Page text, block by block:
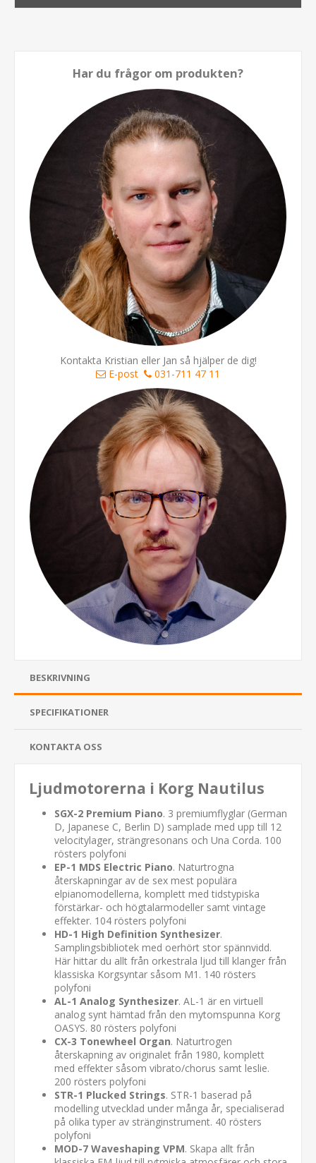
Har du frågor om produkten?
Kontakta Kristian eller Jan så hjälper de dig!
E-post
031-711 47 11
BESKRIVNING
SPECIFIKATIONER
KONTAKTA OSS
Ljudmotorerna i Korg Nautilus
SGX-2 Premium Piano. 3 premiumflyglar (German
D, Japanese C, Berlin D) samplade med upp till 12
velocitylager, strängresonans och Una Corda. 100
rösters polyfoni
EP-1 MDS Electric Piano. Naturtrogna
återskapningar av de sex mest populära
elpianomodellerna, komplett med tidstypiska
förstärkar- och högtalarmodeller samt vintage
effekter. 104 rösters polyfoni
HD-1 High Definition Synthesizer.
Samplingsbibliotek med oerhört stor spännvidd.
Här hittar du allt från orkestrala ljud till klanger från
klassiska Korgsyntar såsom M1. 140 rösters
polyfoni
AL-1 Analog Synthesizer. AL-1 är en virtuell
analog synt hämtad från den mytomspunna Korg
OASYS. 80 rösters polyfoni
CX-3 Tonewheel Organ. Naturtrogen
återskapning av originalet från 1980, komplett
med effekter såsom vibrato/chorus samt leslie.
200 rösters polyfoni
STR-1 Plucked Strings. STR-1 baserad på
modelling utvecklad under många år, specialiserad
på olika typer av stränginstrument. 40 rösters
polyfoni
MOD-7 Waveshaping VPM. Skapa allt från